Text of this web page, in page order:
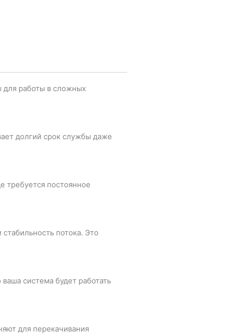
для работы в сложных
долгий срок службы даже
требуется постоянное
потока. Это
система будет работать
для перекачивания